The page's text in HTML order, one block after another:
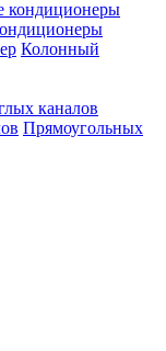
Колонный
каналов
Прямоугольных